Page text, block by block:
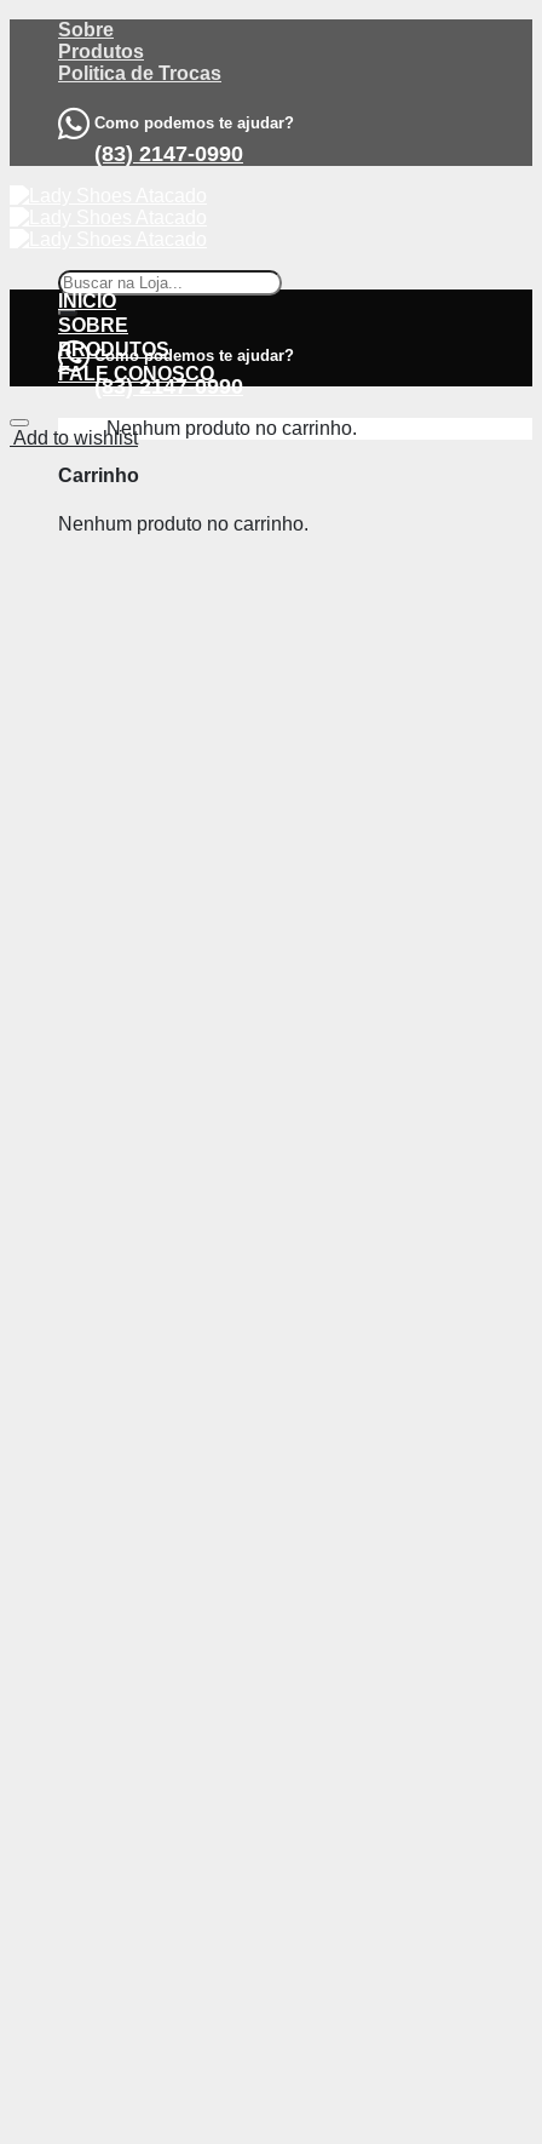
content
Sobre
Produtos
Politica de Trocas
Como podemos te ajudar?
(83) 2147-0990
Pesquisar
por:
Como podemos te ajudar?
(83) 2147-0990
Nenhum produto no carrinho.
Carrinho
Nenhum produto no carrinho.
INÍCIO
SOBRE
PRODUTOS
FALE CONOSCO
Add to wishlist